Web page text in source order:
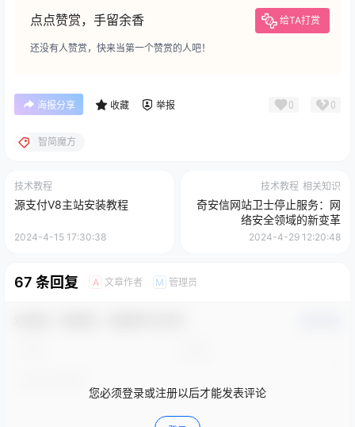
点点赞赏，手留余香 给TA打赏
还没有人赞赏，快来当第一个赞赏的人吧！
海报分享 收藏 举报 0 0
智简魔方
技术教程
源支付V8主站安装教程
2024-4-15 17:30:38
技术教程 相关知识
奇安信网站卫士停止服务：网
络安全领域的新变革
2024-4-29 12:20:48
67 条回复 A 文章作者 M 管理员
您必须登录或注册以后才能发表评论